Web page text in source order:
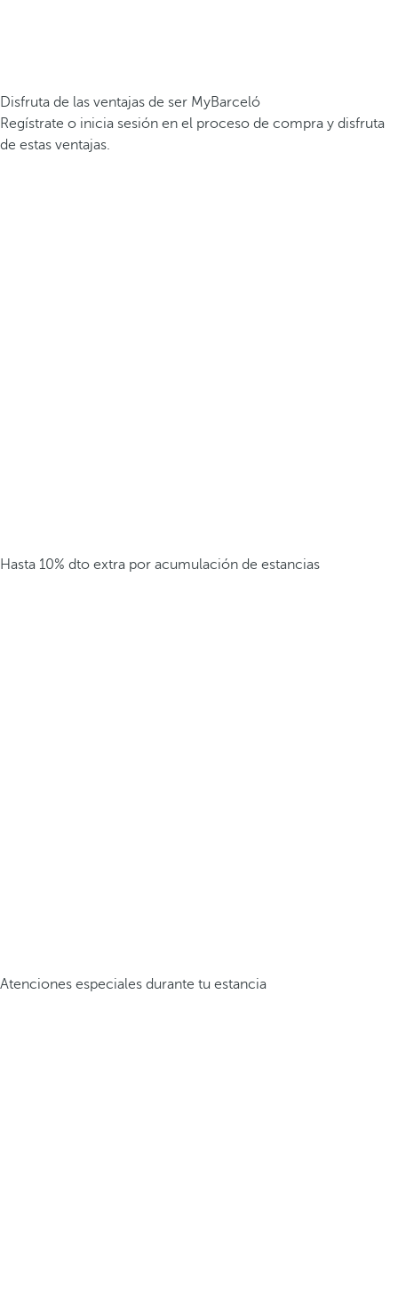
Disfruta de las ventajas de ser MyBarceló
Regístrate o inicia sesión en el proceso de compra y disfruta
de estas ventajas.
Hasta 10% dto extra por acumulación de estancias
Atenciones especiales durante tu estancia